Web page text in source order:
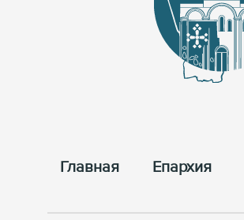
Главная Епархия